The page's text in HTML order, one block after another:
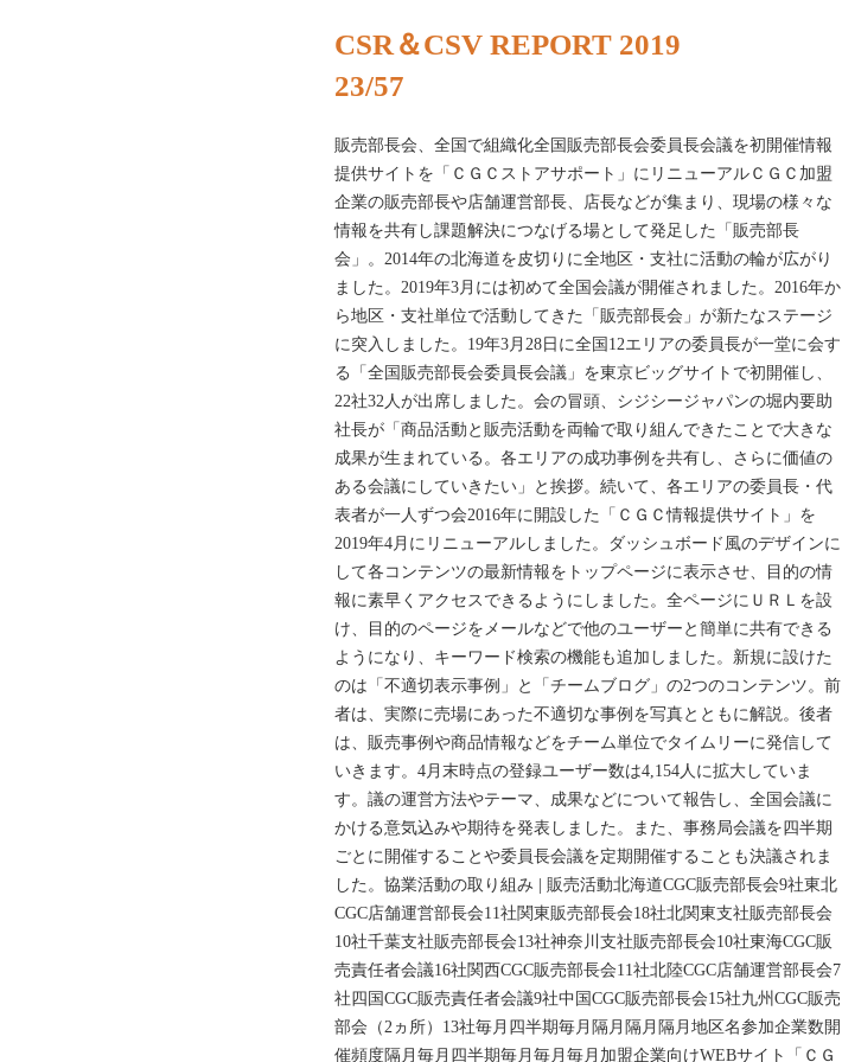
CSR＆CSV REPORT 2019
23/57
販売部長会、全国で組織化全国販売部長会委員長会議を初開催情報
提供サイトを「ＣＧＣストアサポート」にリニューアルＣＧＣ加盟
企業の販売部長や店舗運営部長、店長などが集まり、現場の様々な
情報を共有し課題解決につなげる場として発足した「販売部長
会」。2014年の北海道を皮切りに全地区・支社に活動の輪が広がり
ました。2019年3月には初めて全国会議が開催されました。2016年か
ら地区・支社単位で活動してきた「販売部長会」が新たなステージ
に突入しました。19年3月28日に全国12エリアの委員長が一堂に会す
る「全国販売部長会委員長会議」を東京ビッグサイトで初開催し、
22社32人が出席しました。会の冒頭、シジシージャパンの堀内要助
社長が「商品活動と販売活動を両輪で取り組んできたことで大きな
成果が生まれている。各エリアの成功事例を共有し、さらに価値の
ある会議にしていきたい」と挨拶。続いて、各エリアの委員長・代
表者が一人ずつ会2016年に開設した「ＣＧＣ情報提供サイト」を
2019年4月にリニューアルしました。ダッシュボード風のデザインに
して各コンテンツの最新情報をトップページに表示させ、目的の情
報に素早くアクセスできるようにしました。全ページにＵＲＬを設
け、目的のページをメールなどで他のユーザーと簡単に共有できる
ようになり、キーワード検索の機能も追加しました。新規に設けた
のは「不適切表示事例」と「チームブログ」の2つのコンテンツ。前
者は、実際に売場にあった不適切な事例を写真とともに解説。後者
は、販売事例や商品情報などをチーム単位でタイムリーに発信して
いきます。4月末時点の登録ユーザー数は4,154人に拡大していま
す。議の運営方法やテーマ、成果などについて報告し、全国会議に
かける意気込みや期待を発表しました。また、事務局会議を四半期
ごとに開催することや委員長会議を定期開催することも決議されま
した。協業活動の取り組み | 販売活動北海道CGC販売部長会9社東北
CGC店舗運営部長会11社関東販売部長会18社北関東支社販売部長会
10社千葉支社販売部長会13社神奈川支社販売部長会10社東海CGC販
売責任者会議16社関西CGC販売部長会11社北陸CGC店舗運営部長会7
社四国CGC販売責任者会議9社中国CGC販売部長会15社九州CGC販売
部会（2ヵ所）13社毎月四半期毎月隔月隔月隔月地区名参加企業数開
催頻度隔月毎月四半期毎月毎月毎月加盟企業向けWEBサイト「ＣＧ